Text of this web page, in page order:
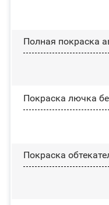
Полная покраска
Покраска лючка
Покраска